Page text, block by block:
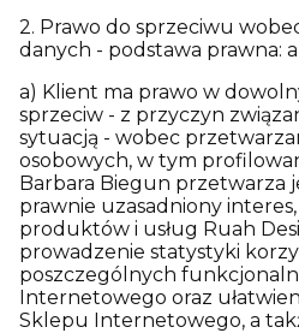
2. Prawo do sprzeciwu
danych - podstawa prawna:
a) Klient ma prawo w
sprzeciw - z przyczyn
sytuacją - wobec
osobowych, w tym
Barbara Biegun przetwarza
prawnie uzasadniony
produktów i usług Ruah
prowadzenie statystyki
poszczególnych
Internetowego oraz
Sklepu Internetowego, a